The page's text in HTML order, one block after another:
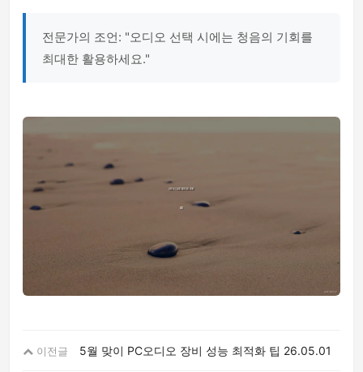
전문가의 조언: "오디오 선택 시에는 청음의 기회를
최대한 활용하세요."
이전글 5월 맞이 PC오디오 장비 성능 최적화 팁 26.05.01